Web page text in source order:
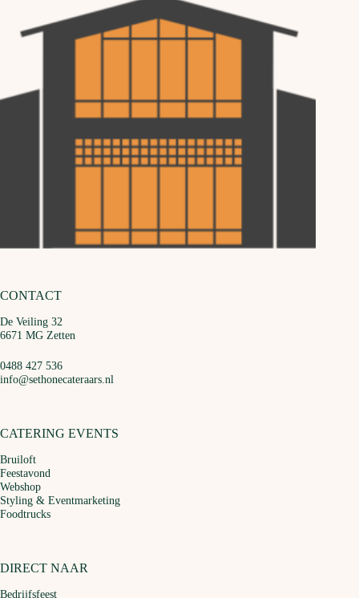
CONTACT
De Veiling 32
6671 MG Zetten
0488 427 536
info@sethonecateraars.nl
CATERING EVENTS
Bruiloft
Feestavond
Webshop
Styling & Eventmarketing
Foodtrucks
DIRECT NAAR
Bedrijfsfeest